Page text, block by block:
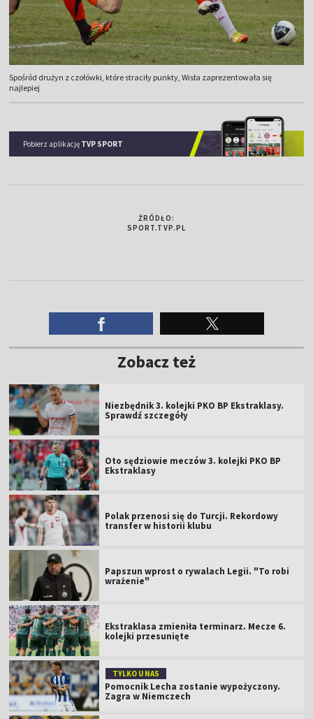
Spośród drużyn z czołówki, które straciły punkty, Wisła zaprezentowała się
najlepiej
Pobierz aplikację TVP SPORT
ŹRÓDŁO:
SPORT.TVP.PL
Zobacz też
Niezbędnik 3. kolejki PKO BP Ekstraklasy.
Sprawdź szczegóły
Oto sędziowie meczów 3. kolejki PKO BP
Ekstraklasy
Polak przenosi się do Turcji. Rekordowy
transfer w historii klubu
Papszun wprost o rywalach Legii. "To robi
wrażenie"
Ekstraklasa zmieniła terminarz. Mecze 6.
kolejki przesunięte
TYLKO U NAS
Pomocnik Lecha zostanie wypożyczony.
Zagra w Niemczech